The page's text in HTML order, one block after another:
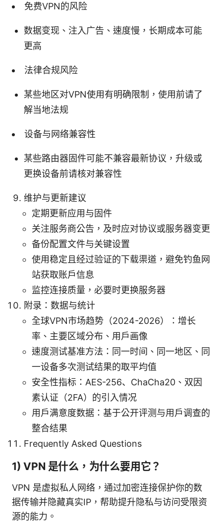
免费VPN的风险
数据变现、注入广告、速度慢，长期成本可能
更高
法律合规风险
某些地区对VPN使用有明确限制，使用前请了
解当地法规
设备与网络兼容性
某些路由器固件可能不兼容最新协议，升级或
更换设备前请核对兼容性
维护与更新建议
定期更新应用与固件
关注服务商公告，及时应对协议或服务器变更
备份配置文件与关键设置
使用稳定且经过验证的下载渠道，避免钓鱼网
站获取账户信息
监控连接质量，必要时更换服务器
附录：数据与统计
全球VPN市场趋势（2024-2026）：增长
率、主要区域分布、用户画像
速度测试基准方法：同一时间、同一地区、同
一设备多次测试结果的取平均值
安全性指标：AES-256、ChaCha20、双因
素认证（2FA）的引入情况
用户满意度数据：基于公开评测与用户调查的
整合结果
Frequently Asked Questions
1) VPN 是什么，为什么要用它？
VPN 是虚拟私人网络，通过加密连接保护你的数
据传输并隐藏真实IP，帮助提升隐私与访问受限资
源的能力。